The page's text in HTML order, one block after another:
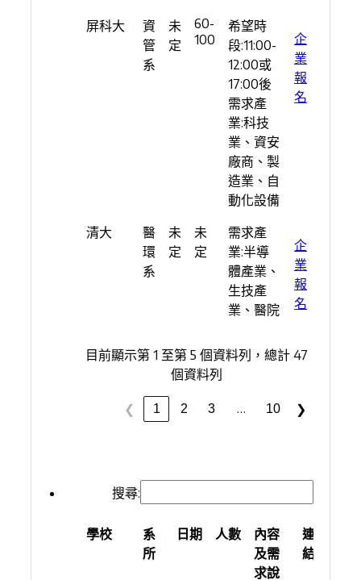
屏科大
資
管
系
未
定
60-
100
希望時
段:11:00-
12:00或
17:00後
需求產
業:科技
業、資安
廠商、製
造業、自
動化設備
企
業
報
名
清大
醫
環
系
未
定
未
定
需求產
業:半導
體產業、
生技產
業、醫院
企
業
報
名
目前顯示第 1 至第 5 個資料列，總計 47
個資料列
❮ 1 2 3 … 10 ❯
搜尋:
學校
系
所
日期 人數
內容
及需
求說
連
結